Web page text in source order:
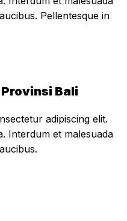
Pellentesque in
Bali
adipiscing elit.
Interdum et malesuada